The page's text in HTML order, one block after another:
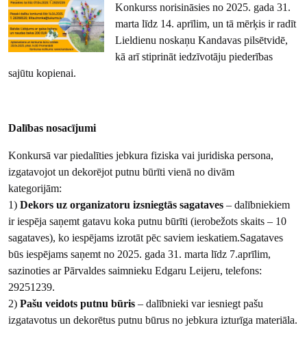
Konkurss norisināsies no 2025. gada 31.
marta līdz 14. aprīlim, un tā mērķis ir radīt
Lieldienu noskaņu Kandavas pilsētvidē,
kā arī stiprināt iedzīvotāju piederības
sajūtu kopienai.
Dalības nosacījumi
Konkursā var piedalīties jebkura fiziska vai juridiska persona,
izgatavojot un dekorējot putnu būrīti vienā no divām
kategorijām:
1)Dekors uz organizatoru izsniegtās sagataves – dalībniekiem
ir iespēja saņemt gatavu koka putnu būrīti (ierobežots skaits – 10
sagataves), ko iespējams izrotāt pēc saviem ieskatiem.Sagataves
būs iespējams saņemt no 2025. gada 31. marta līdz 7.aprīlim,
sazinoties ar Pārvaldes saimnieku Edgaru Leijeru, telefons:
29251239.
2)Pašu veidots putnu būris – dalībnieki var iesniegt pašu
izgatavotus un dekorētus putnu būrus no jebkura izturīga materiāla.